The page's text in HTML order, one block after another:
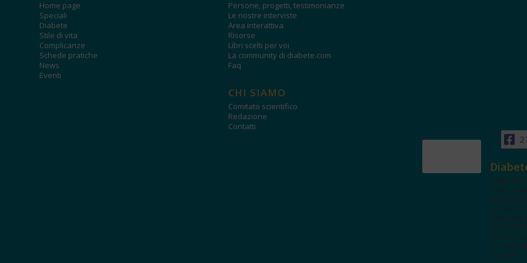
Home page
Speciali
Diabete
Stile di vita
Complicanze
Schede pratiche
News
Eventi
Persone, progetti, testimonianze
Le nostre interviste
Area interattiva
Risorse
Libri scelti per voi
La community di diabete.com
Faq
CHI SIAMO
Comitato scientifico
Redazione
Contatti
Tanti
un'area
dedicata
spazi
e test.
NL per
novità!